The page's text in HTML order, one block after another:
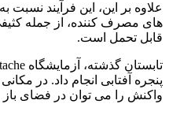
علاوه بر این، این فرآیند نسبت
های مصرف کننده، از جمله
قابل تحمل است.
پنجره آفتابی انجام داد. در
واکنش را می توان در فضای باز